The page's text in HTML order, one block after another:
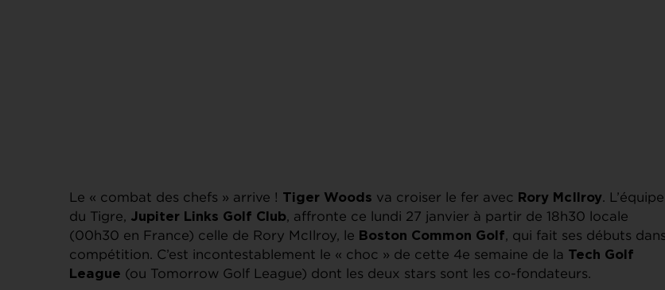
Le « combat des chefs » arrive ! Tiger Woods va croiser le fer avec Rory McIlroy. L’équipe
du Tigre, Jupiter Links Golf Club, affronte ce lundi 27 janvier à partir de 18h30 locale
(00h30 en France) celle de Rory McIlroy, le Boston Common Golf, qui fait ses débuts
compétition. C’est incontestablement le « choc » de cette 4e semaine de la Tech Golf
League (ou Tomorrow Golf League) dont les deux stars sont les co-fondateurs.